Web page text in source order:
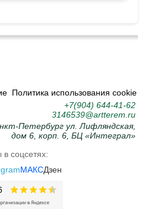
Политика использования cookie
+7(904) 644-41-62
3146539@artterem.ru
Петербург ул. Лифляндская,
дом 6, корп. 6, БЦ «Интеграл»
соцсетях:
МАКСДзен